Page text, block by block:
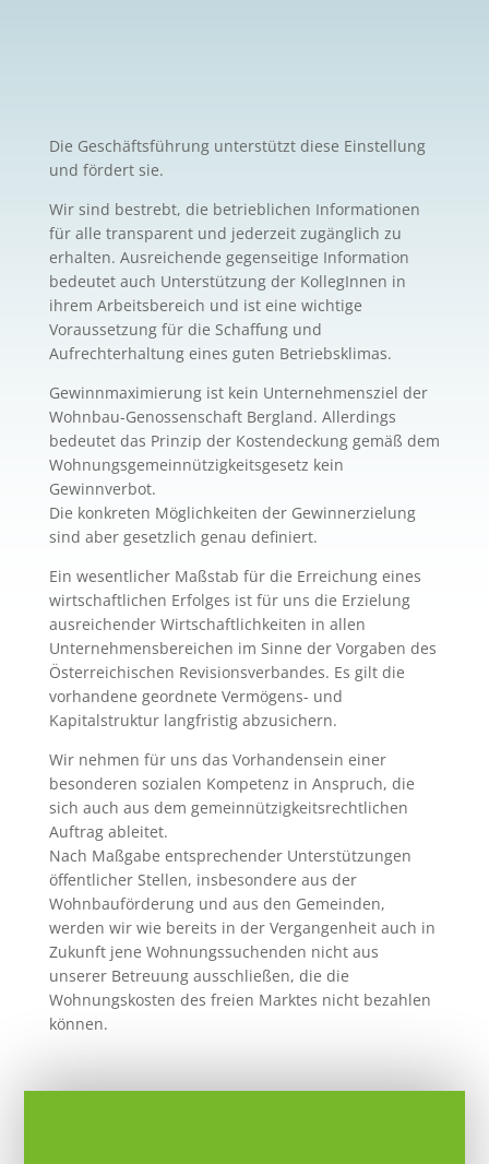
Die Geschäftsführung unterstützt diese Einstellung
und fördert sie.
Wir sind bestrebt, die betrieblichen Informationen
für alle transparent und jederzeit zugänglich zu
erhalten. Ausreichende gegenseitige Information
bedeutet auch Unterstützung der KollegInnen in
ihrem Arbeitsbereich und ist eine wichtige
Voraussetzung für die Schaffung und
Aufrechterhaltung eines guten Betriebsklimas.
Gewinnmaximierung ist kein Unternehmensziel der
Wohnbau-Genossenschaft Bergland. Allerdings
bedeutet das Prinzip der Kostendeckung gemäß dem
Wohnungsgemeinnützigkeitsgesetz kein
Gewinnverbot.
Die konkreten Möglichkeiten der Gewinnerzielung
sind aber gesetzlich genau definiert.
Ein wesentlicher Maßstab für die Erreichung eines
wirtschaftlichen Erfolges ist für uns die Erzielung
ausreichender Wirtschaftlichkeiten in allen
Unternehmensbereichen im Sinne der Vorgaben des
Österreichischen Revisionsverbandes. Es gilt die
vorhandene geordnete Vermögens- und
Kapitalstruktur langfristig abzusichern.
Wir nehmen für uns das Vorhandensein einer
besonderen sozialen Kompetenz in Anspruch, die
sich auch aus dem gemeinnützigkeitsrechtlichen
Auftrag ableitet.
Nach Maßgabe entsprechender Unterstützungen
öffentlicher Stellen, insbesondere aus der
Wohnbauförderung und aus den Gemeinden,
werden wir wie bereits in der Vergangenheit auch in
Zukunft jene Wohnungssuchenden nicht aus
unserer Betreuung ausschließen, die die
Wohnungskosten des freien Marktes nicht bezahlen
können.